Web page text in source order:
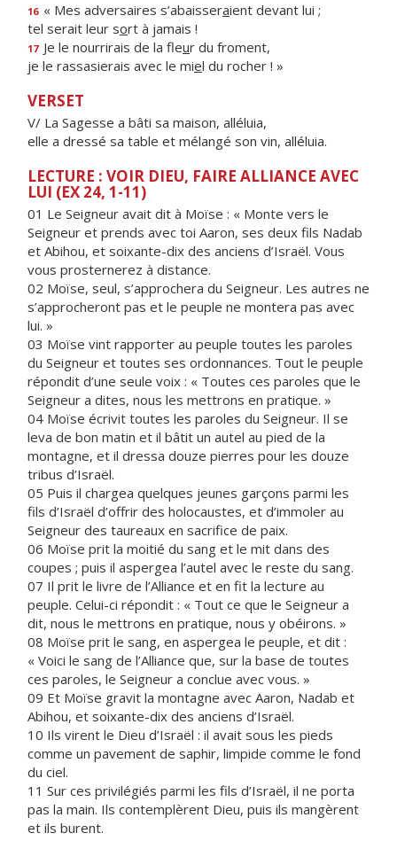
16 « Mes adversaires s’abaisseraient devant lui ;
tel serait leur sort à jamais !
17 Je le nourrirais de la fleur du froment,
je le rassasierais avec le miel du rocher ! »
VERSET
V/ La Sagesse a bâti sa maison, alléluia,
elle a dressé sa table et mélangé son vin, alléluia.
LECTURE : VOIR DIEU, FAIRE ALLIANCE AVEC
LUI (EX 24, 1-11)
01 Le Seigneur avait dit à Moïse : « Monte vers le
Seigneur et prends avec toi Aaron, ses deux fils Nadab
et Abihou, et soixante-dix des anciens d’Israël. Vous
vous prosternerez à distance.
02 Moïse, seul, s’approchera du Seigneur. Les autres ne
s’approcheront pas et le peuple ne montera pas avec
lui. »
03 Moïse vint rapporter au peuple toutes les paroles
du Seigneur et toutes ses ordonnances. Tout le peuple
répondit d’une seule voix : « Toutes ces paroles que le
Seigneur a dites, nous les mettrons en pratique. »
04 Moïse écrivit toutes les paroles du Seigneur. Il se
leva de bon matin et il bâtit un autel au pied de la
montagne, et il dressa douze pierres pour les douze
tribus d’Israël.
05 Puis il chargea quelques jeunes garçons parmi les
fils d’Israël d’offrir des holocaustes, et d’immoler au
Seigneur des taureaux en sacrifice de paix.
06 Moïse prit la moitié du sang et le mit dans des
coupes ; puis il aspergea l’autel avec le reste du sang.
07 Il prit le livre de l’Alliance et en fit la lecture au
peuple. Celui-ci répondit : « Tout ce que le Seigneur a
dit, nous le mettrons en pratique, nous y obéirons. »
08 Moïse prit le sang, en aspergea le peuple, et dit :
« Voici le sang de l’Alliance que, sur la base de toutes
ces paroles, le Seigneur a conclue avec vous. »
09 Et Moïse gravit la montagne avec Aaron, Nadab et
Abihou, et soixante-dix des anciens d’Israël.
10 Ils virent le Dieu d’Israël : il avait sous les pieds
comme un pavement de saphir, limpide comme le fond
du ciel.
11 Sur ces privilégiés parmi les fils d’Israël, il ne porta
pas la main. Ils contemplèrent Dieu, puis ils mangèrent
et ils burent.